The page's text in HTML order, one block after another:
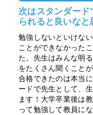
次はスタンダード
られると良いなと
勉強しないといけな
ことができなかった
た。先生はみんな明
をたくさん聞くこと
合格できたのは本当
ードで先生として、
ます！大学卒業後は
って勉強して教員に